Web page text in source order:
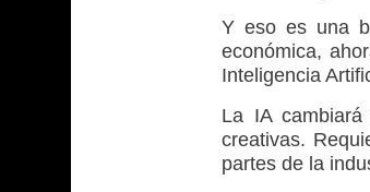
Y eso es una
económica,
Inteligencia
La IA
creativas.
partes de la